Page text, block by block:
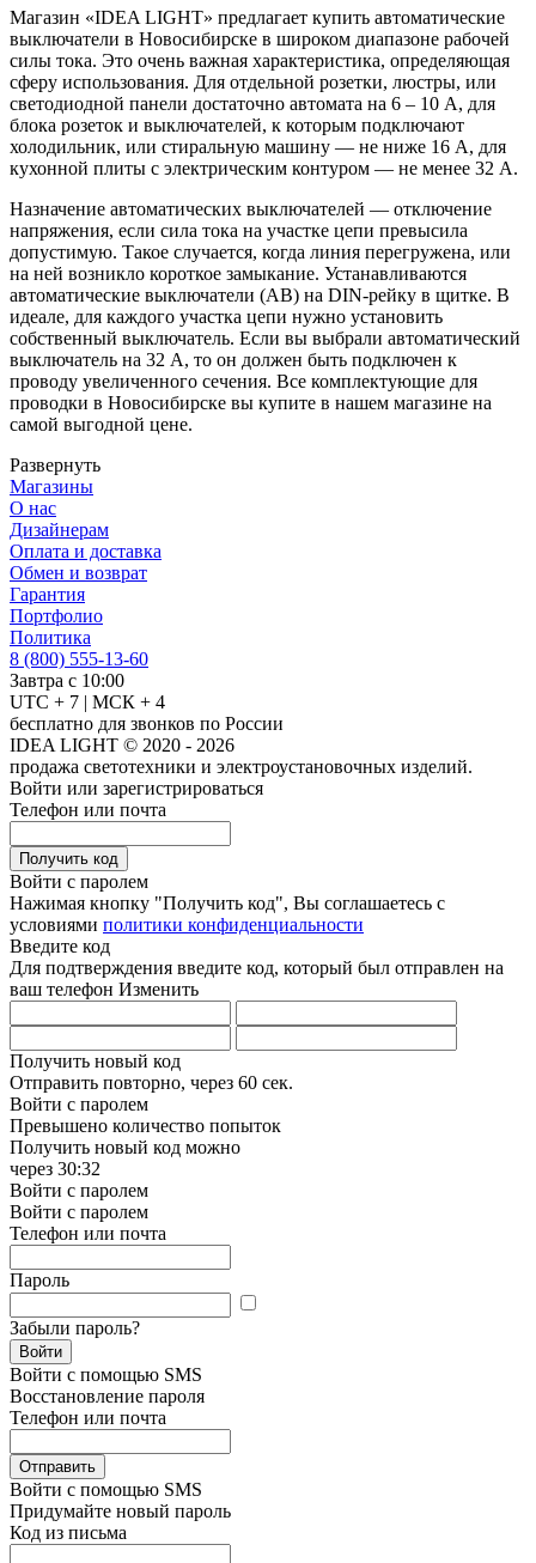
Магазин «IDEA LIGHT» предлагает купить автоматические
выключатели в Новосибирске в широком диапазоне рабочей
силы тока. Это очень важная характеристика, определяющая
сферу использования. Для отдельной розетки, люстры, или
светодиодной панели достаточно автомата на 6 – 10 А, для
блока розеток и выключателей, к которым подключают
холодильник, или стиральную машину — не ниже 16 А, для
кухонной плиты с электрическим контуром — не менее 32 А.
Назначение автоматических выключателей — отключение
напряжения, если сила тока на участке цепи превысила
допустимую. Такое случается, когда линия перегружена, или
на ней возникло короткое замыкание. Устанавливаются
автоматические выключатели (АВ) на DIN-рейку в щитке. В
идеале, для каждого участка цепи нужно установить
собственный выключатель. Если вы выбрали автоматический
выключатель на 32 А, то он должен быть подключен к
проводу увеличенного сечения. Все комплектующие для
проводки в Новосибирске вы купите в нашем магазине на
самой выгодной цене.
Развернуть
Магазины
О нас
Дизайнерам
Оплата и доставка
Обмен и возврат
Гарантия
Портфолио
Политика
8 (800) 555-13-60
Завтра с 10:00
UTC + 7 | МСК + 4
бесплатно для звонков по России
IDEA LIGHT © 2020 - 2026
продажа светотехники и электроустановочных изделий.
Войти или зарегистрироваться
Телефон или почта
Получить код
Войти с паролем
Нажимая кнопку "Получить код", Вы соглашаетесь с
условиями политики конфиденциальности
Введите код
Для подтверждения введите код, который был отправлен на
ваш телефон Изменить
Получить новый код
Отправить повторно, через 60 сек.
Войти с паролем
Превышено количество попыток
Получить новый код можно
через 30:32
Войти с паролем
Войти с паролем
Телефон или почта
Пароль
Забыли пароль?
Войти
Войти с помощью SMS
Восстановление пароля
Телефон или почта
Отправить
Войти с помощью SMS
Придумайте новый пароль
Код из письма